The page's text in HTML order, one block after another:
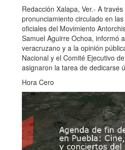
Redacción Xalapa, Ver.- A
pronunciamiento circulado en
oficiales del Movimiento
Samuel Aguirre Ochoa, informó
veracruzano y a la opinión
Nacional y el Comité Ejecutivo
asignaron la tarea de dedicarse
Hora Cero